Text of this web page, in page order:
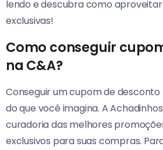
lendo e descubra como
exclusivas!
Como conseguir
na C&A?
Conseguir um cupom de desconto
do que você imagina. A
curadoria das melhores
exclusivos para suas compras.